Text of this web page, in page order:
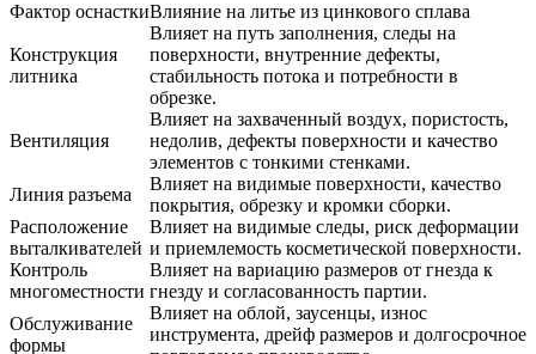
Фактор оснасткиВлияние на литье из цинкового сплава
Конструкция
литника
Влияет на путь заполнения, следы на
поверхности, внутренние дефекты,
стабильность потока и потребности в
обрезке.
Вентиляция
Влияет на захваченный воздух, пористость,
недолив, дефекты поверхности и качество
элементов с тонкими стенками.
Линия разъема
Влияет на видимые поверхности, качество
покрытия, обрезку и кромки сборки.
Расположение
выталкивателей
Влияет на видимые следы, риск деформации
и приемлемость косметической поверхности.
Контроль
многоместности
Влияет на вариацию размеров от гнезда к
гнезду и согласованность партии.
Обслуживание
формы
Влияет на облой, заусенцы, износ
инструмента, дрейф размеров и долгосрочное